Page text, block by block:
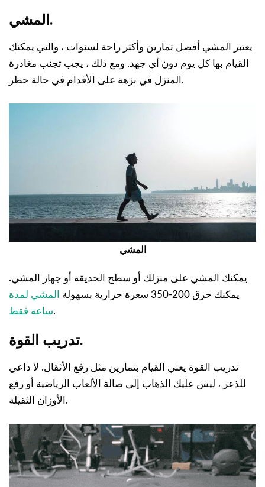
المشي.
يعتبر المشي أفضل تمارين وأكثر راحة لسنوات ، والتي يمكنك
القيام بها كل يوم دون أي جهد. ومع ذلك ، يجب تجنب مغادرة
المنزل في نزهة على الأقدام في حالة حظر.
المشي
يمكنك المشي على منزلك أو سطح الحديقة أو جهاز المشي.
يمكنك حرق 200-350 سعرة حرارية بسهولة
المشي لمدة
ساعة فقط.
تدريب القوة.
تدريب القوة يعني القيام بتمارين مثل رفع الأثقال. لا داعي
للذعر ، ليس عليك الذهاب إلى صالة الألعاب الرياضية أو رفع
الأوزان الثقيلة.